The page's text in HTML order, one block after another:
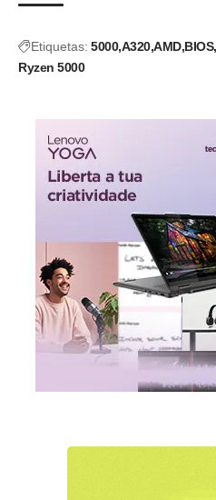
Etiquetas: 5000 A320 AMD BIOS
Ryzen 5000